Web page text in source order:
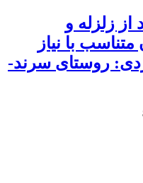
زلزله و
با نیاز
روستای سرند-